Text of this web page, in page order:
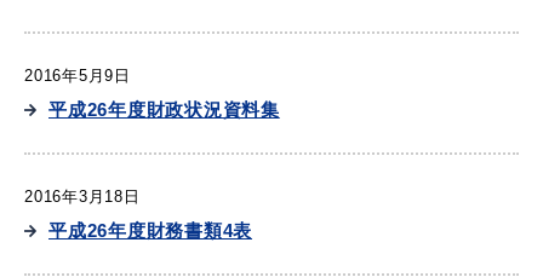
2016年5月9日
平成26年度財政状況資料集
2016年3月18日
平成26年度財務書類4表